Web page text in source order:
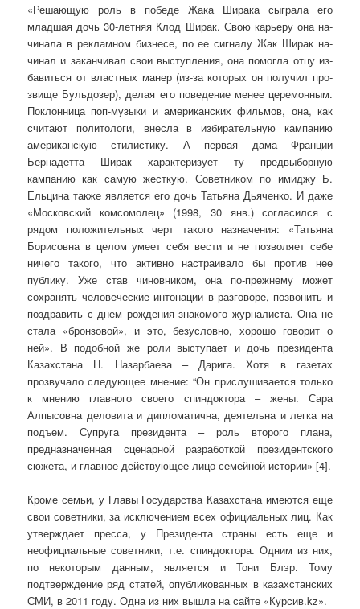
«Решающую роль в победе Жака Ширака сыграла его
младшая дочь 30-летняя Клод Ширак. Свою карьеру она на­
чинала в рекламном бизнесе, по ее сигналу Жак Ширак на­
чинал и заканчивал свои выступления, она помогла отцу из­
бавиться от властных манер (из-за которых он получил про­
звище Бульдозер), делая его поведение менее церемонным.
Поклонница поп-музыки и американских фильмов, она, как
считают политологи, внесла в избирательную кампа­нию
американскую стилистику. А первая дама Фран­ции
Бернадетта Ширак характеризует ту предвыборную
кампанию как самую жесткую. Советником по имиджу Б.
Ельцина также является его дочь Татьяна Дьяченко. И даже
«Московский комсомолец» (1998, 30 янв.) согласился с
рядом положительных черт та­кого назначения: «Татьяна
Борисовна в целом умеет себя вести и не позволяет себе
ничего такого, что активно наст­раивало бы против нее
публику. Уже став чиновником, она по-прежнему может
сохранять человеческие интонации в разговоре, позвонить и
поздравить с днем рождения знако­мого журналиста. Она не
стала «бронзовой», и это, безус­ловно, хорошо говорит о
ней». В подобной же роли выступает и дочь президента
Казах­стана Н. Назарбаева – Дарига. Хотя в газетах
прозвучало следующее мнение: “Он прислушивается только
к мнению главного своего спиндоктора – жены. Сара
Алпысовна деловита и дипломатична, деятельна и легка на
подъем. Супруга президента – роль второго плана,
предназначенная сценарной разработкой президентского
сюжета, и главное действующее лицо семейной истории» [4].
Кроме семьи, у Главы Государства Казахстана имеются еще
свои советники, за исключением всех официальных лиц. Как
утверждает пресса, у Президента страны есть еще и
неофициальные советники, т.е. спиндоктора. Одним из них,
по некоторым данным, является и Тони Блэр. Тому
подтверждение ряд статей, опубликованных в казахстанских
СМИ, в 2011 году. Одна из них вышла на сайте «Курсив.kz».